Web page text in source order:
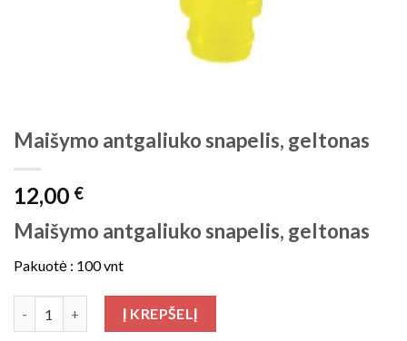
Maišymo antgaliuko snapelis, geltonas
12,00 €
Maišymo antgaliuko snapelis, geltonas
Pakuotė : 100 vnt
produkto kiekis: Maišymo antgaliuko snapelis, geltonas
Į KREPŠELĮ